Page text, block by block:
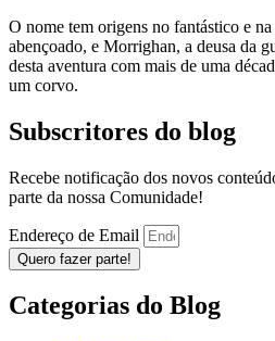
O nome tem origens no fantástico e
abençoado, e Morrighan, a deusa da
desta aventura com mais de uma
um corvo.
Subscritores do blog
Recebe notificação dos novos
parte da nossa Comunidade!
Endereço de Email
Quero fazer parte!
Categorias do Blog